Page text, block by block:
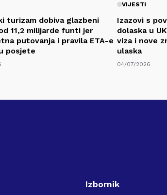
turizam dobiva glazbeni
11,2 milijarde funti jer
putovanja i pravila ETA-e
posjete
VIJESTI
Izazovi s
dolaska u
viza i nove
ulaska
04/07/2026
Izbornik